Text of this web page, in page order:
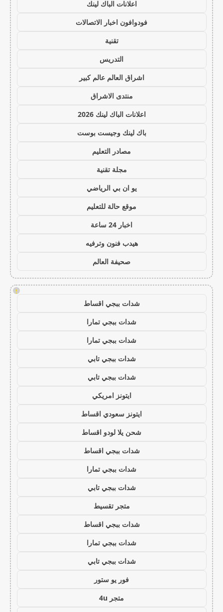
اعلانات الباك لينك
فودوافون اخبار الاتصالات
تقنية
التدريس
اشراق العالم عالم كبير
منتدى الاشراق
اعلانات الباك لينك 2026
باك لينك وجيست بوست
مصادر التعليم
مجلة تقنية
يو ان بي الرياضي
موقع حالة للتعليم
اخبار 24 ساعة
هيدب فنون وترفيه
صحيفة العالم
!
شدات ببجي اقساط
شدات ببجي تمارا
شدات ببجي تمارا
شدات ببجي تابي
شدات ببجي تابي
ايتونز امريكي
ايتونز سعودي اقساط
شحن يلا لودو اقساط
شدات ببجي اقساط
شدات ببجي تمارا
شدات ببجي تابي
متجر تقسيط
شدات ببجي اقساط
شدات ببجي تمارا
شدات ببجي تابي
فور يو ستور
متجر 4u